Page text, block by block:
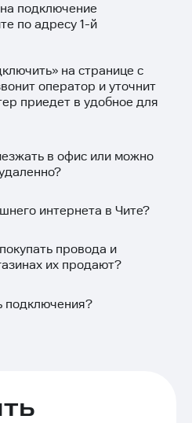
подключение
по адресу 1-й
» на странице с
оператор и уточнит
приедет в удобное для
в офис или можно
интернета в Чите?
провода и
их продают?
подключения?